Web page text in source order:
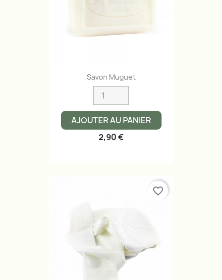
Savon Muguet
AJOUTER AU PANIER
2,90 €
favorite_border